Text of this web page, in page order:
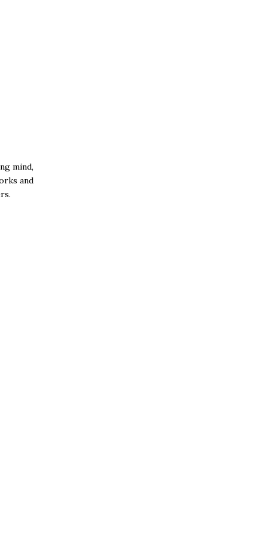
mind,
and